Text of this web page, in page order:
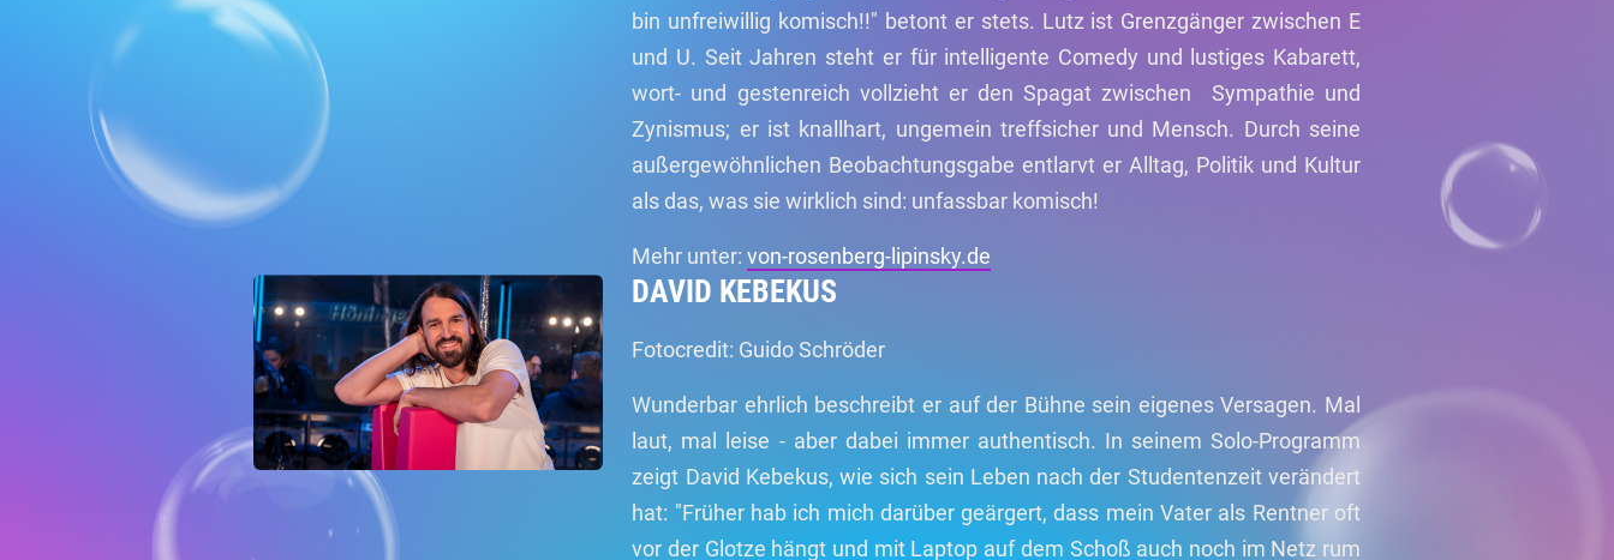
bin unfreiwillig komisch!!" betont er stets. Lutz ist Grenzgänger zwischen E
und U. Seit Jahren steht er für intelligente Comedy und lustiges Kabarett,
wort- und gestenreich vollzieht er den Spagat zwischen Sympathie und
Zynismus; er ist knallhart, ungemein treffsicher und Mensch. Durch seine
außergewöhnlichen Beobachtungsgabe entlarvt er Alltag, Politik und Kultur
als das, was sie wirklich sind: unfassbar komisch!
Mehr unter:von-rosenberg-lipinsky.de
DAVID KEBEKUS
Fotocredit: Guido Schröder
Wunderbar ehrlich beschreibt er auf der Bühne sein eigenes Versagen. Mal
laut, mal leise - aber dabei immer authentisch. In seinem Solo-Programm
zeigt David Kebekus, wie sich sein Leben nach der Studentenzeit verändert
hat: "Früher hab ich mich darüber geärgert, dass mein Vater als Rentner oft
vor der Glotze hängt und mit Laptop auf dem Schoß auch noch im Netz rum